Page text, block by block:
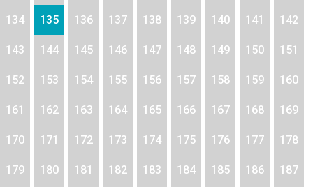
134 135 136 137 138 139 140 141 142
143 144 145 146 147 148 149 150 151
152 153 154 155 156 157 158 159 160
161 162 163 164 165 166 167 168 169
170 171 172 173 174 175 176 177 178
179 180 181 182 183 184 185 186 187